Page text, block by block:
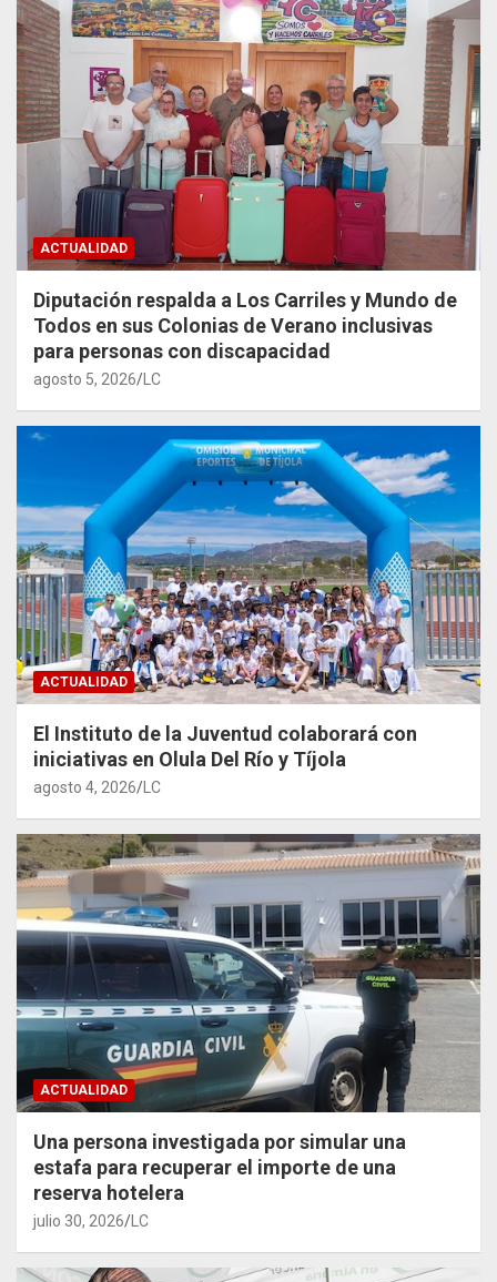
ACTUALIDAD
Diputación respalda a Los Carriles y Mundo de
Todos en sus Colonias de Verano inclusivas
para personas con discapacidad
agosto 5, 2026 LC
ACTUALIDAD
El Instituto de la Juventud colaborará con
iniciativas en Olula Del Río y Tíjola
agosto 4, 2026 LC
ACTUALIDAD
Una persona investigada por simular una
estafa para recuperar el importe de una
reserva hotelera
julio 30, 2026 LC